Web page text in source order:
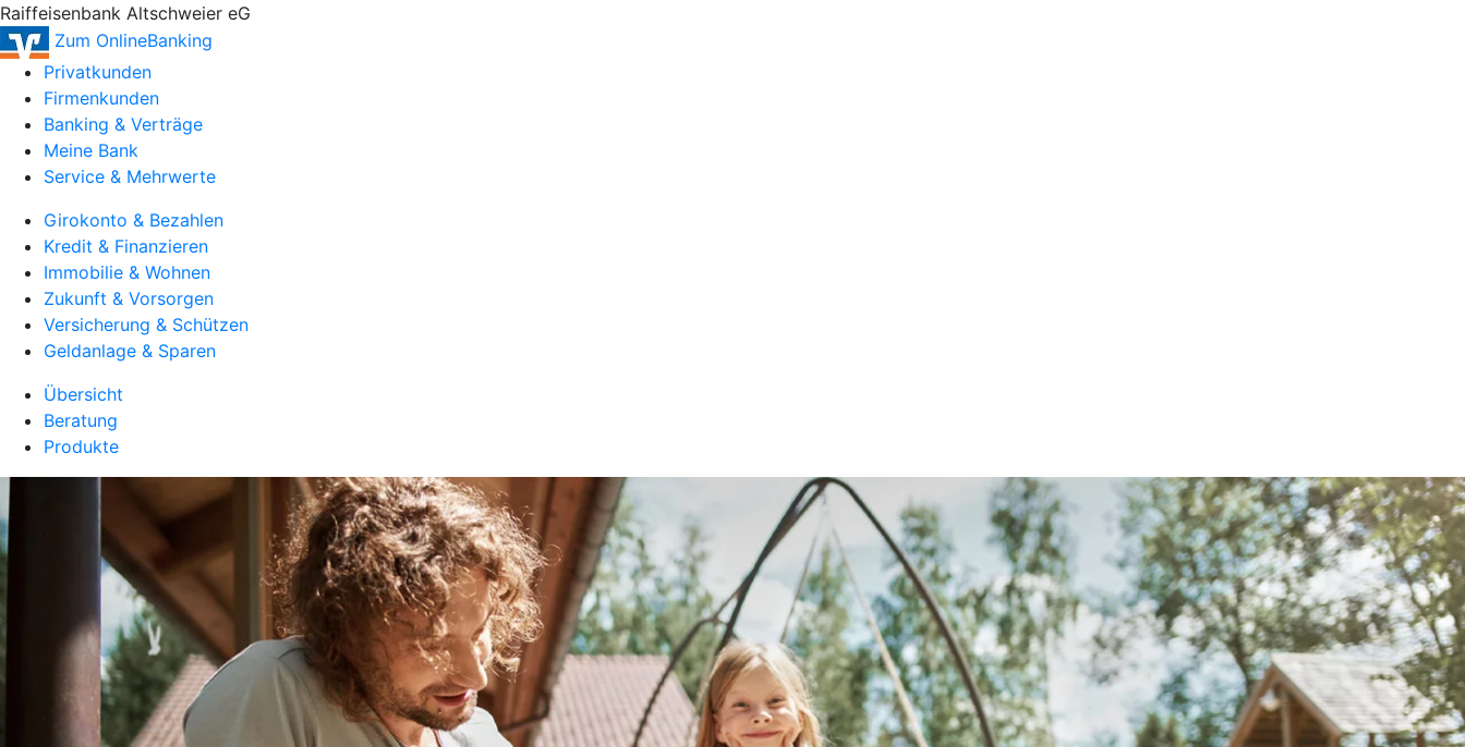
Raiffeisenbank Altschweier eG
Zum OnlineBanking
Privatkunden
Firmenkunden
Banking & Verträge
Meine Bank
Service & Mehrwerte
Girokonto & Bezahlen
Kredit & Finanzieren
Immobilie & Wohnen
Zukunft & Vorsorgen
Versicherung & Schützen
Geldanlage & Sparen
Übersicht
Beratung
Produkte